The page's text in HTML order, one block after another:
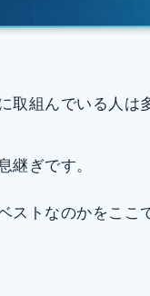
取組んでいる人は
継ぎです。
ストなのかをここ